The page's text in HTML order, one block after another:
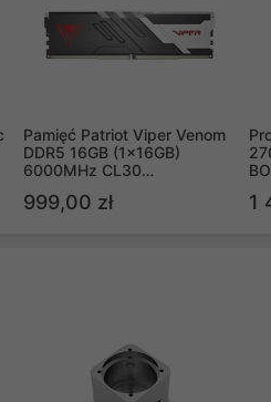
Pamięć Patriot Viper Venom
DDR5 16GB (1x16GB)
6000MHz CL30
999,00 zł 1